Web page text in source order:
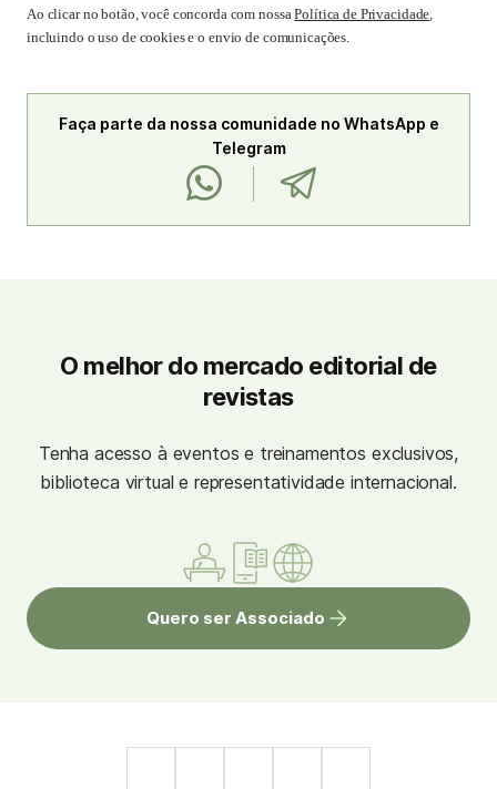
Ao clicar no botão, você concorda com nossaPolítica de Privacidade,
incluindo o uso de cookies e o envio de comunicações.
Faça parte da nossa comunidade no WhatsApp e
Telegram
O melhor do mercado editorial de
revistas
Tenha acesso à eventos e treinamentos exclusivos,
biblioteca virtual e representatividade internacional.
Quero ser Associado